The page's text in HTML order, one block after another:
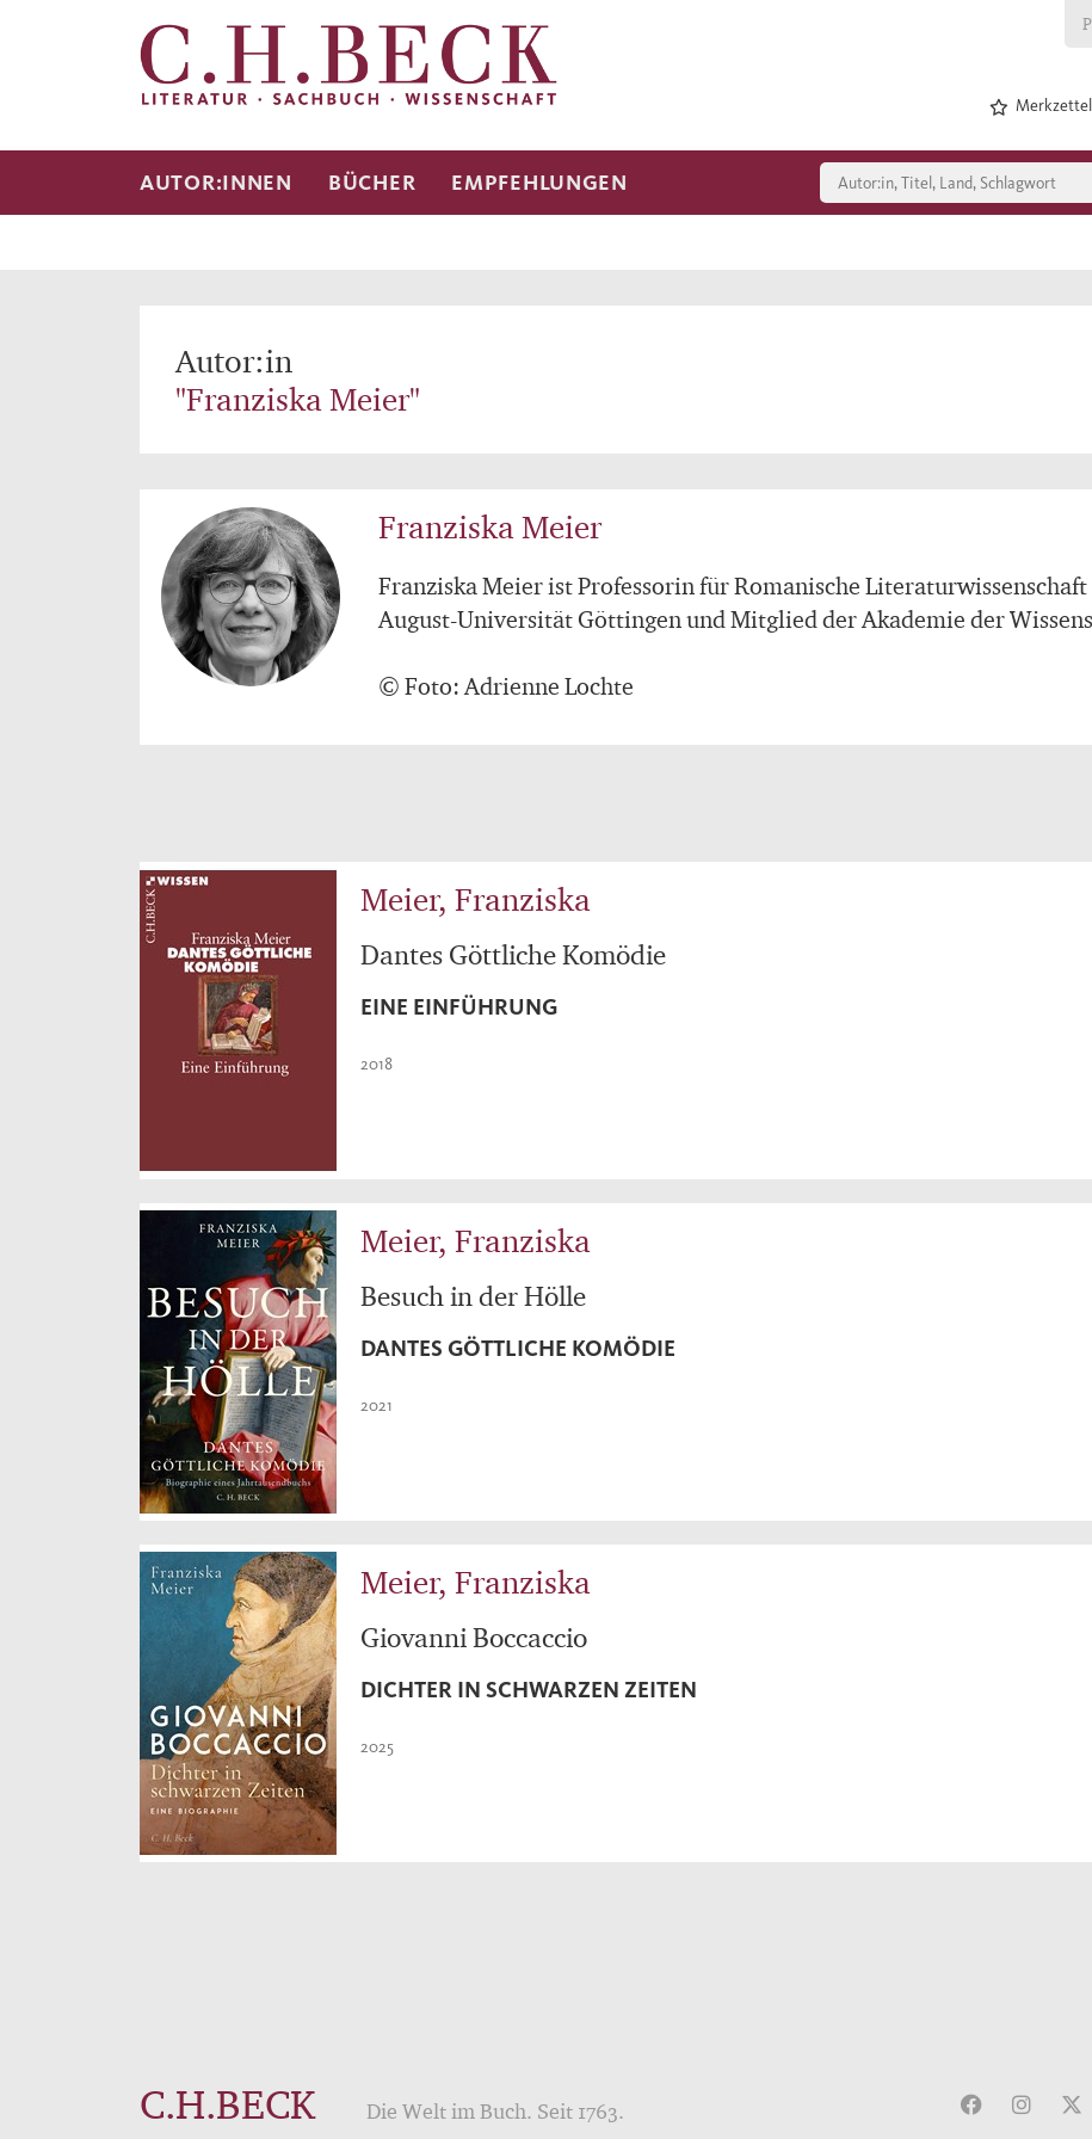
Merkzettel
AUTOR:INNEN BÜCHER EMPFEHLUNGEN
Autor:in
"Franziska Meier"
Franziska Meier
Franziska Meier ist Professorin für Romanische
August-Universität Göttingen und Mitglied der Akademie der
© Foto: Adrienne Lochte
Meier, Franziska
Dantes Göttliche Komödie
EINE EINFÜHRUNG
2018
Meier, Franziska
Besuch in der Hölle
DANTES GÖTTLICHE KOMÖDIE
2021
Meier, Franziska
Giovanni Boccaccio
DICHTER IN SCHWARZEN ZEITEN
2025
C.H.BECK Die Welt im Buch. Seit 1763.